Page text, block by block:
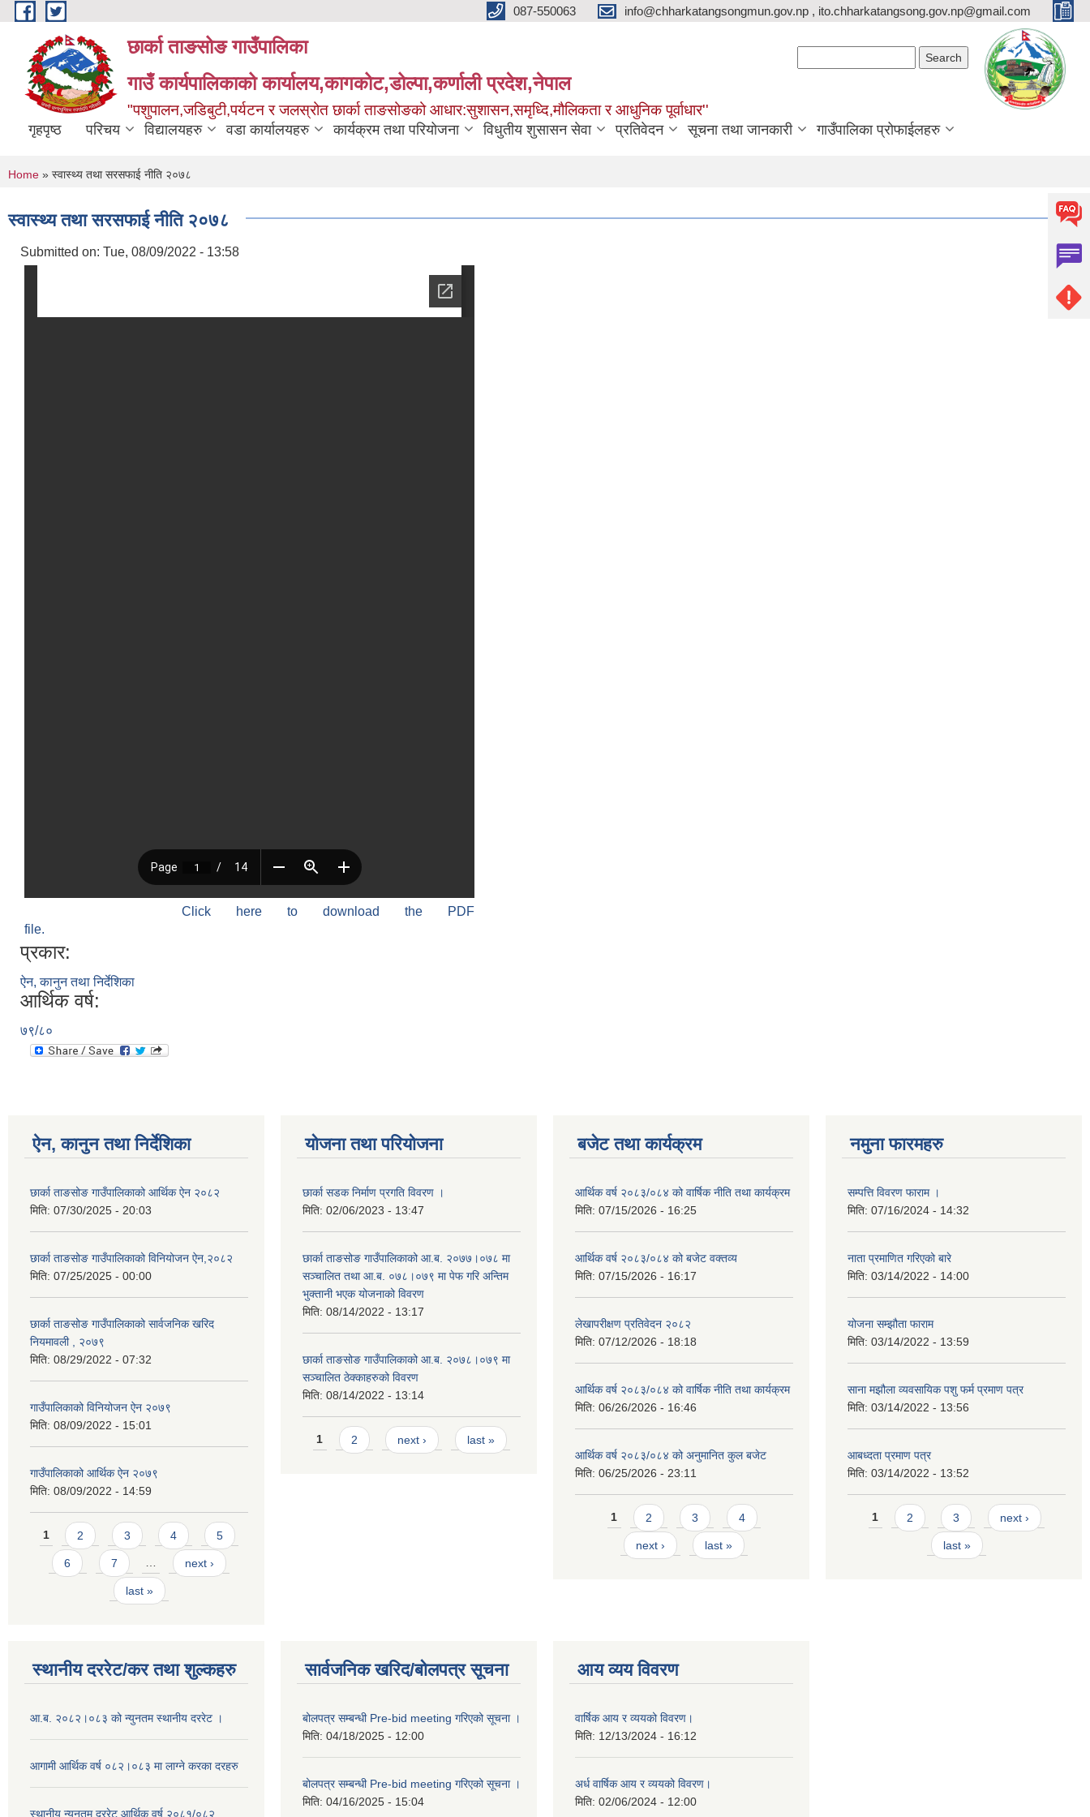
Skip to main content 087-550063 info@chharkatangsongmun.gov.np , ito.chharkatangsong.gov.np@gmail.com
छार्का ताङसोङ गाउँपालिका
गाउँ कार्यपालिकाको कार्यालय,कागकोट,डोल्पा,कर्णाली प्रदेश,नेपाल
"पशुपालन,जडिबुटी,पर्यटन र जलस्रोत छार्का ताङसोङको आधार:सुशासन,समृध्दि,मौलिकता र आधुनिक पूर्वाधार''
गृहपृष्ठ परिचय विद्यालयहरु वडा कार्यालयहरु कार्यक्रम तथा परियोजना विधुतीय शुसासन सेवा प्रतिवेदन सूचना तथा जानकारी गाउँपालिका प्रोफाईलहरु
You are here
Home » स्वास्थ्य तथा सरसफाई नीति २०७८
स्वास्थ्य तथा सरसफाई नीति २०७८
Submitted on: Tue, 08/09/2022 - 13:58
Click here to download the PDF
file.
प्रकार:
ऐन, कानुन तथा निर्देशिका
आर्थिक वर्ष:
७९/८०
ऐन, कानुन तथा निर्देशिका
छार्का ताङसोङ गाउँपालिकाको आर्थिक ऐन २०८२
मिति: 07/30/2025 - 20:03
छार्का ताङसोङ गाउँपालिकाको विनियोजन ऐन,२०८२
मिति: 07/25/2025 - 00:00
छार्का ताङसोङ गाउँपालिकाको सार्वजनिक खरिद
नियमावली , २०७९
मिति: 08/29/2022 - 07:32
गाउँपालिकाको विनियोजन ऐन २०७९
मिति: 08/09/2022 - 15:01
गाउँपालिकाको आर्थिक ऐन २०७९
मिति: 08/09/2022 - 14:59
Pages
1 2 3 4 5
6 7 … next ›
last »
योजना तथा परियोजना
छार्का सडक निर्माण प्रगति विवरण ।
मिति: 02/06/2023 - 13:47
छार्का ताङसोङ गाउँपालिकाको आ.ब. २०७७।०७८ मा
सञ्चालित तथा आ.ब. ०७८।०७९ मा पेफ गरि अन्तिम
भुक्तानी भएक योजनाको विवरण
मिति: 08/14/2022 - 13:17
छार्का ताङसोङ गाउँपालिकाको आ.ब. २०७८।०७९ मा
सञ्चालित ठेक्काहरुको विवरण
मिति: 08/14/2022 - 13:14
Pages
1 2 next › last »
बजेट तथा कार्यक्रम
आर्थिक वर्ष २०८३/०८४ को वार्षिक नीति तथा कार्यक्रम
मिति: 07/15/2026 - 16:25
आर्थिक वर्ष २०८३/०८४ को बजेट वक्तव्य
मिति: 07/15/2026 - 16:17
लेखापरीक्षण प्रतिवेदन २०८२
मिति: 07/12/2026 - 18:18
आर्थिक वर्ष २०८३/०८४ को वार्षिक नीति तथा कार्यक्रम
मिति: 06/26/2026 - 16:46
आर्थिक वर्ष २०८३/०८४ को अनुमानित कुल बजेट
मिति: 06/25/2026 - 23:11
Pages
1 2 3 4
next › last »
नमुना फारमहरु
सम्पत्ति विवरण फाराम ।
मिति: 07/16/2024 - 14:32
नाता प्रमाणित गरिएको बारे
मिति: 03/14/2022 - 14:00
योजना सम्झौता फाराम
मिति: 03/14/2022 - 13:59
साना मझौला व्यवसायिक पशु फर्म प्रमाण पत्र
मिति: 03/14/2022 - 13:56
आबध्दता प्रमाण पत्र
मिति: 03/14/2022 - 13:52
Pages
1 2 3 next ›
last »
स्थानीय दररेट/कर तथा शुल्कहरु
आ.ब. २०८२।०८३ को न्युनतम स्थानीय दररेट ।
आगामी आर्थिक वर्ष ०८२।०८३ मा लाग्ने करका दरहरु
स्थानीय न्यूनतम दररेट आर्थिक वर्ष २०८१/०८२
सार्वजनिक खरिद/बोलपत्र सूचना
बोलपत्र सम्बन्धी Pre-bid meeting गरिएको सूचना ।
मिति: 04/18/2025 - 12:00
बोलपत्र सम्बन्धी Pre-bid meeting गरिएको सूचना ।
मिति: 04/16/2025 - 15:04
आय व्यय विवरण
वार्षिक आय र व्ययको विवरण।
मिति: 12/13/2024 - 16:12
अर्ध वार्षिक आय र व्ययको विवरण।
मिति: 02/06/2024 - 12:00